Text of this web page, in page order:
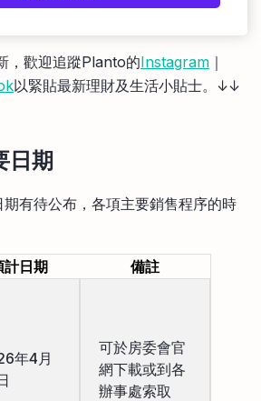
，歡迎追蹤Planto的Instagram ｜
以緊貼最新理財及生活小貼士。↓↓
日期
有待公布，各項主要銷售程序的時
計日期 備註
年4月
可於房委會官
網下載或到各
辦事處索取